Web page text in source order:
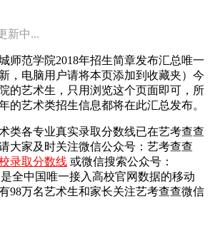
新中...
师范学院2018年招生简章发布汇总唯一
，电脑用户请将本页添加到收藏夹）今
的艺术生，只用浏览这个页面即可，所
的艺术类招生信息都将在此汇总发布。
类各专业真实录取分数线已在艺考查查
大家及时关注微信公众号：艺考查查
录取分数线 或微信搜索公众号：
全中国唯一接入高校官网数据的移动
98万名艺术生和家长关注艺考查查微信